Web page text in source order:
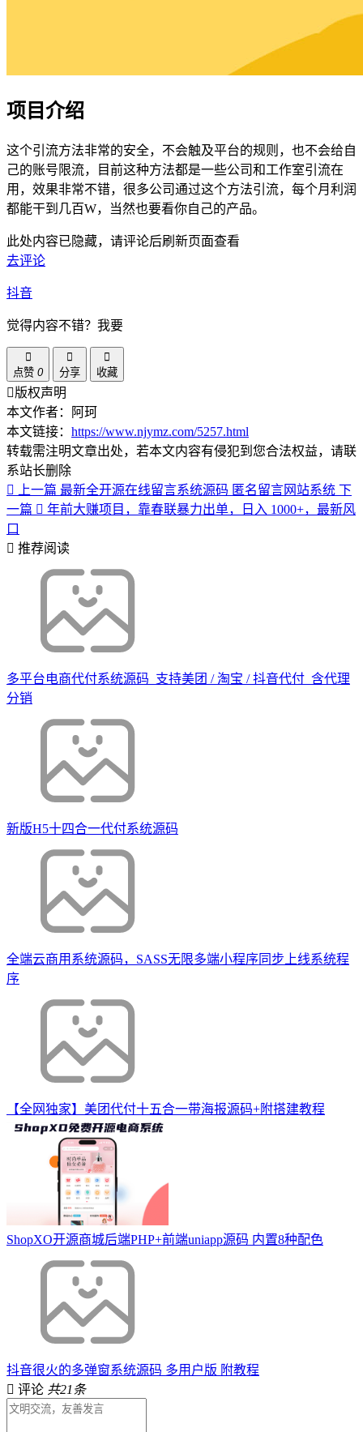
项目介绍
这个引流方法非常的安全，不会触及平台的规则，也不会给自
己的账号限流，目前这种方法都是一些公司和工作室引流在
用，效果非常不错，很多公司通过这个方法引流，每个月利润
都能干到几百W，当然也要看你自己的产品。
此处内容已隐藏，请评论后刷新页面查看
去评论
抖音
觉得内容不错？我要
点赞 0 分享 收藏
版权声明
本文作者：阿珂
本文链接： https://www.njymz.com/5257.html
转载需注明文章出处，若本文内容有侵犯到您合法权益，请联
系站长删除
上一篇 最新全开源在线留言系统源码 匿名留言网站系统 下
一篇
年前大赚项目，靠春联暴力出单，日入 1000+，最新风
口
推荐阅读
多平台电商代付系统源码_支持美团 / 淘宝 / 抖音代付_含代理
分销
新版H5十四合一代付系统源码
全端云商用系统源码，SASS无限多端小程序同步上线系统程
序
【全网独家】美团代付十五合一带海报源码+附搭建教程
ShopXO开源商城后端PHP+前端uniapp源码 内置8种配色
抖音很火的多弹窗系统源码 多用户版 附教程
评论 共21条